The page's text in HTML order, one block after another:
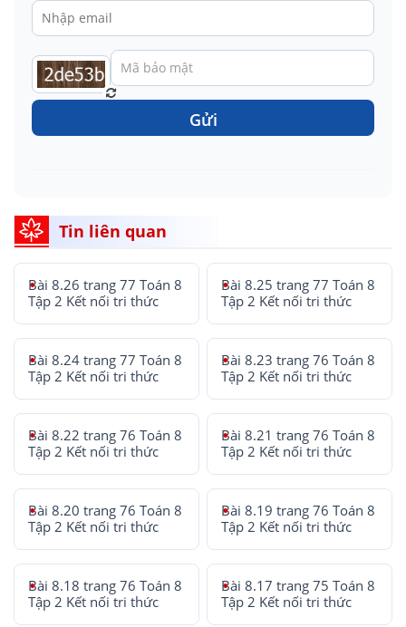
Gửi
Tin liên quan
Bài 8.26 trang 77 Toán 8
Tập 2 Kết nối tri thức
Bài 8.25 trang 77 Toán 8
Tập 2 Kết nối tri thức
Bài 8.24 trang 77 Toán 8
Tập 2 Kết nối tri thức
Bài 8.23 trang 76 Toán 8
Tập 2 Kết nối tri thức
Bài 8.22 trang 76 Toán 8
Tập 2 Kết nối tri thức
Bài 8.21 trang 76 Toán 8
Tập 2 Kết nối tri thức
Bài 8.20 trang 76 Toán 8
Tập 2 Kết nối tri thức
Bài 8.19 trang 76 Toán 8
Tập 2 Kết nối tri thức
Bài 8.18 trang 76 Toán 8
Tập 2 Kết nối tri thức
Bài 8.17 trang 75 Toán 8
Tập 2 Kết nối tri thức